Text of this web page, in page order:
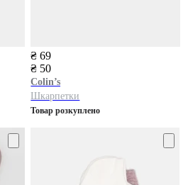
₴ 69
₴ 50
Colin’s
Шкарпетки
Товар розкуплено